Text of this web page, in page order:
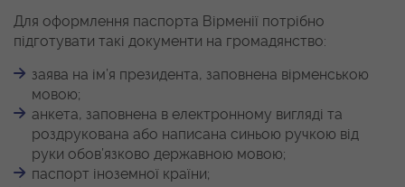
Для оформлення паспорта Вірменії потрібно
підготувати такі документи на громадянство:
заява на ім’я президента, заповнена вірменською
мовою;
анкета, заповнена в електронному вигляді та
роздрукована або написана синьою ручкою від
руки обов’язково державною мовою;
паспорт іноземної країни;